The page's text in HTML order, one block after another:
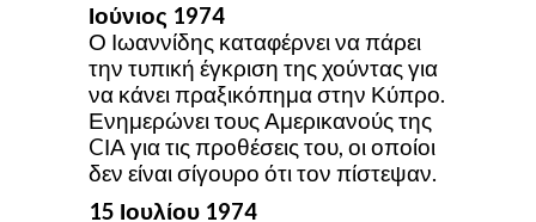
Ιούνιος 1974
Ο Ιωαννίδης καταφέρνει να πάρει
την τυπική έγκριση της χούντας για
να κάνει πραξικόπημα στην Κύπρο.
Ενημερώνει τους Αμερικανούς της
CΙΑ για τις προθέσεις του, οι οποίοι
δεν είναι σίγουρο ότι τον πίστεψαν.
15 Ιουλίου 1974